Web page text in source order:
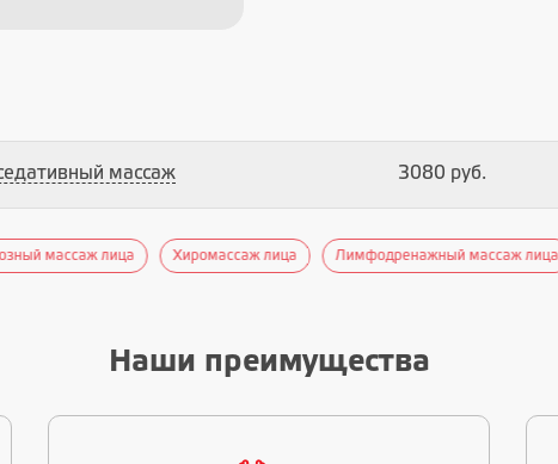
массаж 3080 руб.
массаж лица Хиромассаж лица Лимфодренажный массаж лица
Наши преимущества